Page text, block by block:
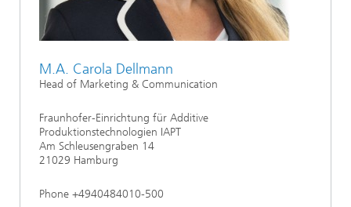
M.A. Carola Dellmann
Head of Marketing & Communication
Fraunhofer-Einrichtung für Additive
Produktionstechnologien IAPT
Am Schleusengraben 14
21029 Hamburg
Phone +4940484010-500